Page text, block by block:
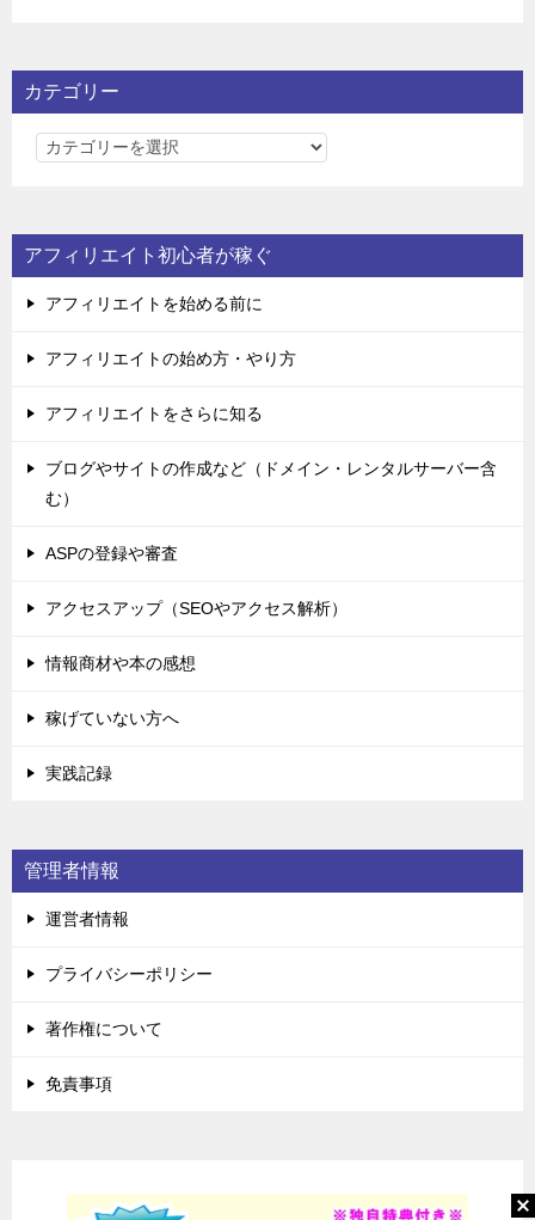
カテゴリー
カ
リ
ー
アフィリエイト初心者が稼ぐ
アフィリエイトを始める前に
アフィリエイトの始め方・やり方
アフィリエイトをさらに知る
ブログやサイトの作成など（ドメイン・レンタルサーバー含
む）
ASPの登録や審査
アクセスアップ（SEOやアクセス解析）
情報商材や本の感想
稼げていない方へ
実践記録
管理者情報
運営者情報
プライバシーポリシー
著作権について
免責事項